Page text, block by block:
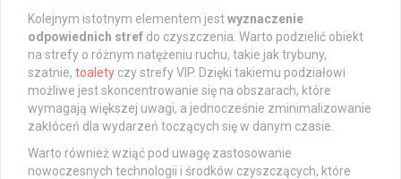
Kolejnym istotnym elementem jestwyznaczenie
odpowiednich stref do czyszczenia. Warto podzielić obiekt
na strefy o różnym natężeniu ruchu, takie jak trybuny,
szatnie, toalety czy strefy VIP. Dzięki takiemu podziałowi
możliwe jest skoncentrowanie się na obszarach, które
wymagają większej uwagi, a jednocześnie zminimalizowanie
zakłóceń dla wydarzeń toczących się w danym czasie.
Warto również wziąć pod uwagę zastosowanie
nowoczesnych technologii i środków czyszczących, które